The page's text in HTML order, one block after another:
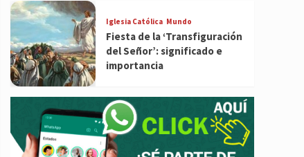
Iglesia Católica Mundo
Fiesta de la ‘Transfiguración
del Señor’: significado e
importancia